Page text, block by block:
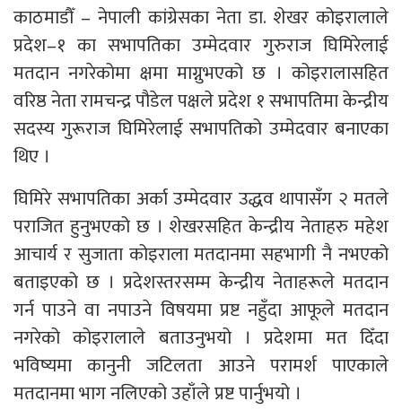
काठमाडौँ – नेपाली कांग्रेसका नेता डा. शेखर कोइरालाले
प्रदेश–१ का सभापतिका उम्मेदवार गुरुराज घिमिरेलाई
मतदान नगरेकोमा क्षमा माग्नुभएको छ । कोइरालासहित
वरिष्ठ नेता रामचन्द्र पौडेल पक्षले प्रदेश १ सभापतिमा केन्द्रीय
सदस्य गुरूराज घिमिरेलाई सभापतिको उम्मेदवार बनाएका
थिए ।
घिमिरे सभापतिका अर्का उम्मेदवार उद्धव थापासँग २ मतले
पराजित हुनुभएको छ । शेखरसहित केन्द्रीय नेताहरु महेश
आचार्य र सुजाता कोइराला मतदानमा सहभागी नै नभएको
बताइएको छ । प्रदेशस्तरसम्म केन्द्रीय नेताहरूले मतदान
गर्न पाउने वा नपाउने विषयमा प्रष्ट नहुँदा आफूले मतदान
नगरेको कोइरालाले बताउनुभयो । प्रदेशमा मत दिँदा
भविष्यमा कानुनी जटिलता आउने परामर्श पाएकाले
मतदानमा भाग नलिएको उहाँले प्रष्ट पार्नुभयो ।